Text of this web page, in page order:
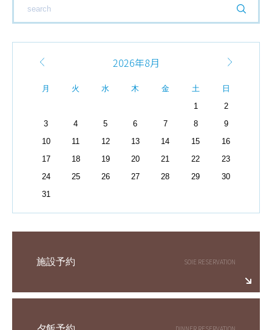
2026年8月
月 火 水 木 金 土
日
1
2
3
4 5 6 7 8
9
10
11 12 13 14 15
16
17
18 19 20 21 22
23
24
25 26 27 28 29
30
31
施設予約